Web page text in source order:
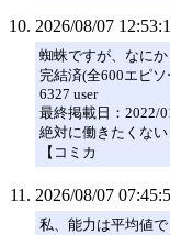
2026/08/07
蜘蛛ですが、なにか
完結済(全600エピソ
6327 user
最終掲載日：2022/
絶対に働きたくな
【コミカ
2026/08/07
私、能力は平均値で